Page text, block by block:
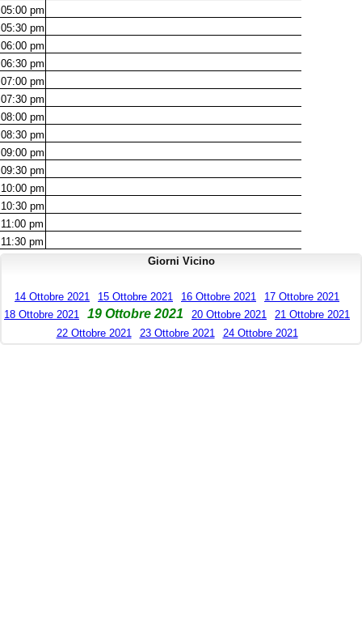
05:00 pm
05:30 pm
06:00 pm
06:30 pm
07:00 pm
07:30 pm
08:00 pm
08:30 pm
09:00 pm
09:30 pm
10:00 pm
10:30 pm
11:00 pm
11:30 pm
Giorni Vicino
14 Ottobre 2021 15 Ottobre 2021 16 Ottobre 2021
17 Ottobre 2021
18 Ottobre 2021
19 Ottobre 2021 20 Ottobre 2021
21 Ottobre 2021
22 Ottobre 2021
23 Ottobre 2021 24 Ottobre 2021